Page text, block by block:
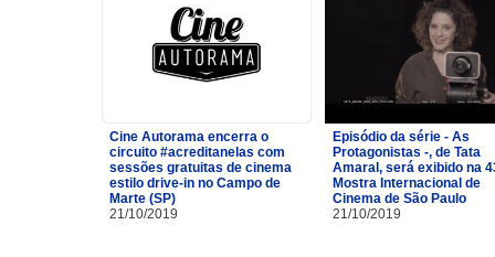
Cine Autorama encerra o
circuito #acreditanelas com
sessões gratuitas de cinema
estilo drive-in no Campo de
Marte (SP)
21/10/2019
Episódio da série - As
Protagonistas -, de Tata
Amaral, será exibido na
Mostra Internacional de
Cinema de São Paulo
21/10/2019